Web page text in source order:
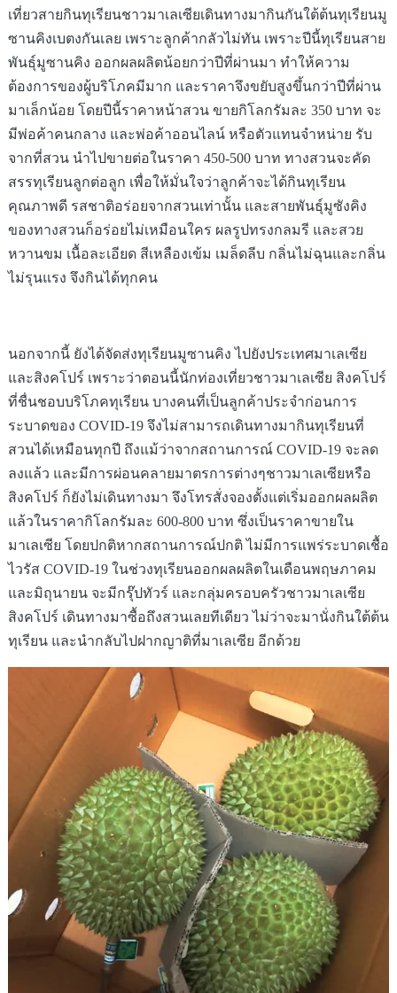
เที่ยวสายกินทุเรียนชาวมาเลเซียเดินทางมากินกันใต้ต้นทุเรียนมู
ซานคิงเบตงกันเลย เพราะลูกค้ากลัวไม่ทัน เพราะปีนี้ทุเรียนสาย
พันธุ์มูซานคิง ออกผลผลิตน้อยกว่าปีที่ผ่านมา ทำให้ความ
ต้องการของผู้บริโภคมีมาก และราคาจึงขยับสูงขึ้นกว่าปีที่ผ่าน
มาเล็กน้อย โดยปีนี้ราคาหน้าสวน ขายกิโลกรัมละ 350 บาท จะ
มีพ่อค้าคนกลาง และพ่อค้าออนไลน์ หรือตัวแทนจำหน่าย รับ
จากที่สวน นำไปขายต่อในราคา 450-500 บาท ทางสวนจะคัด
สรรทุเรียนลูกต่อลูก เพื่อให้มั่นใจว่าลูกค้าจะได้กินทุเรียน
คุณภาพดี รสชาติอร่อยจากสวนเท่านั้น และสายพันธุ์มูซังคิง
ของทางสวนก็อร่อยไม่เหมือนใคร ผลรูปทรงกลมรี และสวย
หวานขม เนื้อละเอียด สีเหลืองเข้ม เมล็ดลีบ กลิ่นไม่ฉุนและกลิ่น
ไม่รุนแรง จึงกินได้ทุกคน
นอกจากนี้ ยังได้จัดส่งทุเรียนมูซานคิง ไปยังประเทศมาเลเซีย
และสิงคโปร์ เพราะว่าตอนนี้นักท่องเที่ยวชาวมาเลเซีย สิงคโปร์
ที่ชื่นชอบบริโภคทุเรียน บางคนที่เป็นลูกค้าประจำก่อนการ
ระบาดของ COVID-19 จึงไม่สามารถเดินทางมากินทุเรียนที่
สวนได้เหมือนทุกปี ถึงแม้ว่าจากสถานการณ์ COVID-19 จะลด
ลงแล้ว และมีการผ่อนคลายมาตรการต่างๆชาวมาเลเซียหรือ
สิงคโปร์ ก็ยังไม่เดินทางมา จึงโทรสั่งจองตั้งแต่เริ่มออกผลผลิต
แล้วในราคากิโลกรัมละ 600-800 บาท ซึ่งเป็นราคาขายใน
มาเลเซีย โดยปกติหากสถานการณ์ปกติ ไม่มีการแพร่ระบาดเชื้อ
ไวรัส COVID-19 ในช่วงทุเรียนออกผลผลิตในเดือนพฤษภาคม
และมิถุนายน จะมีกรุ๊ปทัวร์ และกลุ่มครอบครัวชาวมาเลเซีย
สิงคโปร์ เดินทางมาซื้อถึงสวนเลยทีเดียว ไม่ว่าจะมานั่งกินใต้ต้น
ทุเรียน และนำกลับไปฝากญาติที่มาเลเซีย อีกด้วย